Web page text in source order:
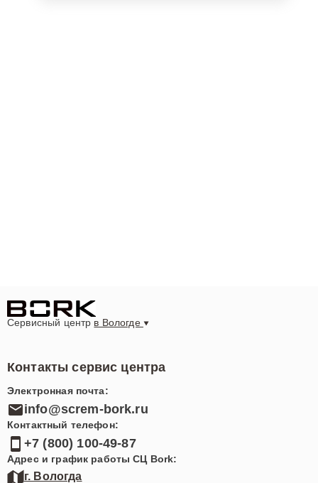
Сервисный центр в Вологде
Контакты сервис центра
Электронная почта:
info@screm-bork.ru
Контактный телефон:
+7 (800) 100-49-87
Адрес и график работы СЦ Bork:
г. Вологда